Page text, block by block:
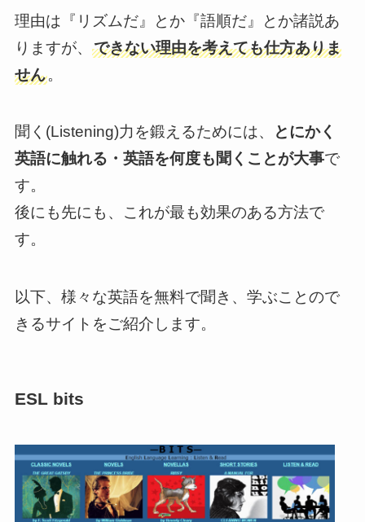
理由は『リズムだ』とか『語順だ』とか諸説あ
りますが、 できない理由を考えても仕方ありま
せん。
聞く(Listening)力を鍛えるためには、
とにかく
英語に触れる・英語を何度も聞くことが大事で
す。
後にも先にも、これが最も効果のある方法で
す。
以下、様々な英語を無料で聞き、学ぶことので
きるサイトをご紹介します。
ESL bits